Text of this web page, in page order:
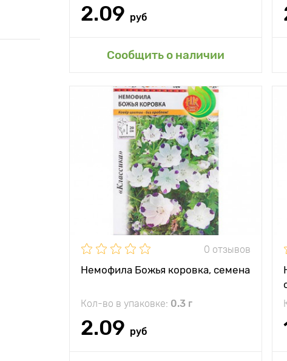
2.09 руб
Сообщить о наличии
Добавить в мой сад
0 отзывов
Немофила Божья коровка, семена
Кол-во в упаковке: 0.3 г
2.09 руб